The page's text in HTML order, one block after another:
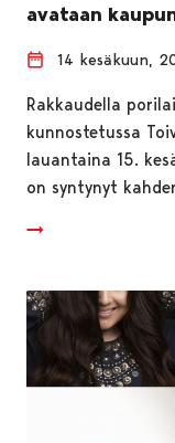
avataan
14 kesäkuun,
Rakkaudella
kunnostetussa
lauantaina 15.
on syntynyt